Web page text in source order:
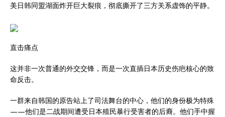
美日韩同盟湖面炸开巨大裂痕，彻底撕开了三方关系虚饰的平静。
直击痛点
这并非一次普通的外交交锋，而是一次直插日本历史伤疤核心的致
命反击。
一群来自韩国的原告站上了司法舞台的中心，他们的身份极为特殊
——他们是二战期间遭受日本殖民暴行受害者的后裔。他们手中握